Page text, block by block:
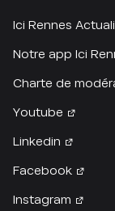
Ici Rennes
Notre app Ici
Charte de
Youtube
Linkedin
Facebook
Instagram